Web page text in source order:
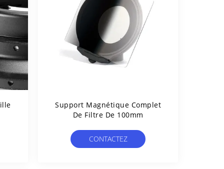
Support Magnétique Complet
De Filtre De 100mm
CONTACTEZ